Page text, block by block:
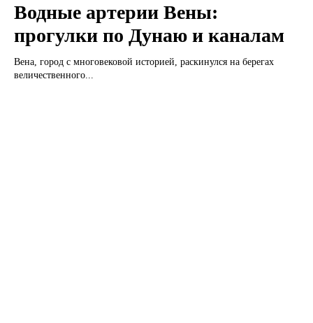
Водные артерии Вены:
прогулки по Дунаю и каналам
Вена, город с многовековой историей, раскинулся на берегах
величественного...